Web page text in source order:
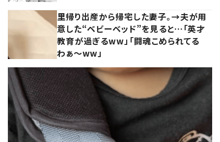
里帰り出産から帰宅した妻子。→夫が用
意した“ベビーベッド”を見ると…「英才
教育が過ぎるww」「闘魂こめられてる
わぁ～ww」